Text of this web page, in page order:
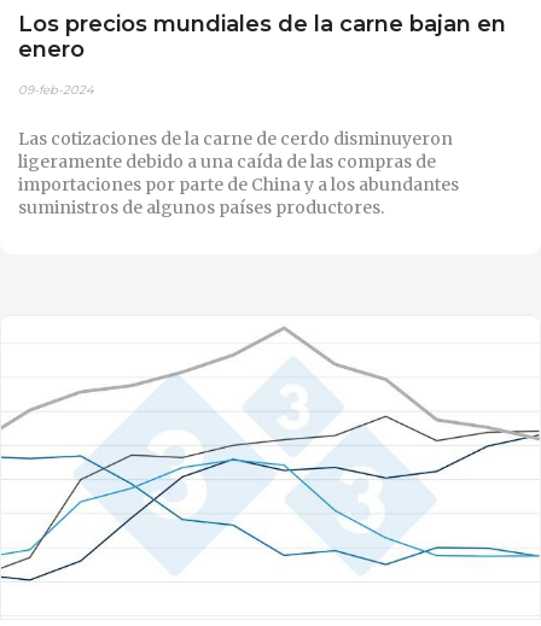
Los precios mundiales de la carne bajan en
enero
09-feb-2024
Las cotizaciones de la carne de cerdo disminuyeron
ligeramente debido a una caída de las compras de
importaciones por parte de China y a los abundantes
suministros de algunos países productores.